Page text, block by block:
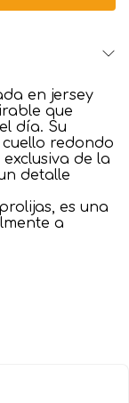
en jersey
que
día. Su
redondo
de la
detalle
es una
a